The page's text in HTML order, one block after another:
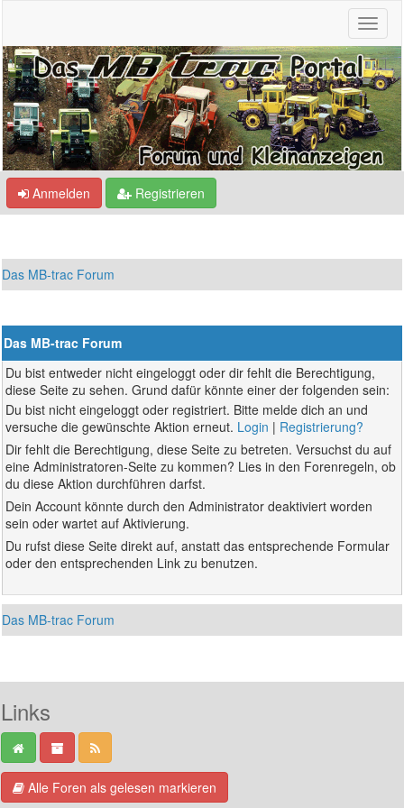
Anmelden Registrieren
Das MB-trac Forum
Das MB-trac Forum
Du bist entweder nicht eingeloggt oder dir fehlt die Berechtigung,
diese Seite zu sehen. Grund dafür könnte einer der folgenden sein:
Du bist nicht eingeloggt oder registriert. Bitte melde dich an und
versuche die gewünschte Aktion erneut. Login | Registrierung?
Dir fehlt die Berechtigung, diese Seite zu betreten. Versuchst du auf
eine Administratoren-Seite zu kommen? Lies in den Forenregeln, ob
du diese Aktion durchführen darfst.
Dein Account könnte durch den Administrator deaktiviert worden
sein oder wartet auf Aktivierung.
Du rufst diese Seite direkt auf, anstatt das entsprechende Formular
oder den entsprechenden Link zu benutzen.
Das MB-trac Forum
Links
Alle Foren als gelesen markieren